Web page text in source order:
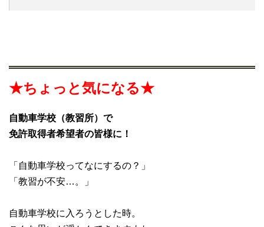
★ちょっと気になる★
自動車学校（教習所）で
免許取得者希望者の皆様に！
「自動車学校ってなにするの？」
「教習が不安…。」
自動車学校に入ろうとした時。